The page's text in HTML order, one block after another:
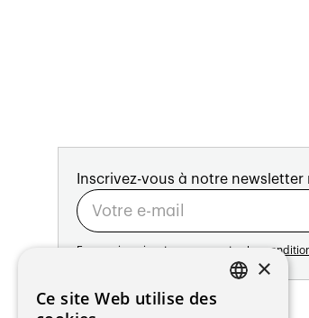
Inscrivez-vous à notre newsletter
En vous inscrivant vous acceptez les
Adresse:
Avenue de Longemalle 21
×
Ce site Web utilise des